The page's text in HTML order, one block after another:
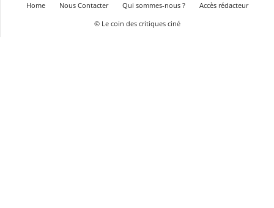
Home Nous Contacter Qui sommes-nous ?
Accès rédacteur
© Le coin des critiques ciné